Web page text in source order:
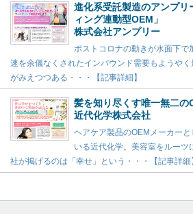
進化系受託製造のアンプ
ィング連動型OEM」
株式会社アンプリー
ポストコロナの動きが水面下
速を余儀なくされたインバウンド需要もようや
がみえつつある・・・【記事詳細】
髪を知り尽くす唯一無二の
近代化学株式会社
ヘアケア製品のOEMメーカー
いる近代化学。美容室をルーツ
社が掲げるのは「幸せ」という・・・【記事詳細